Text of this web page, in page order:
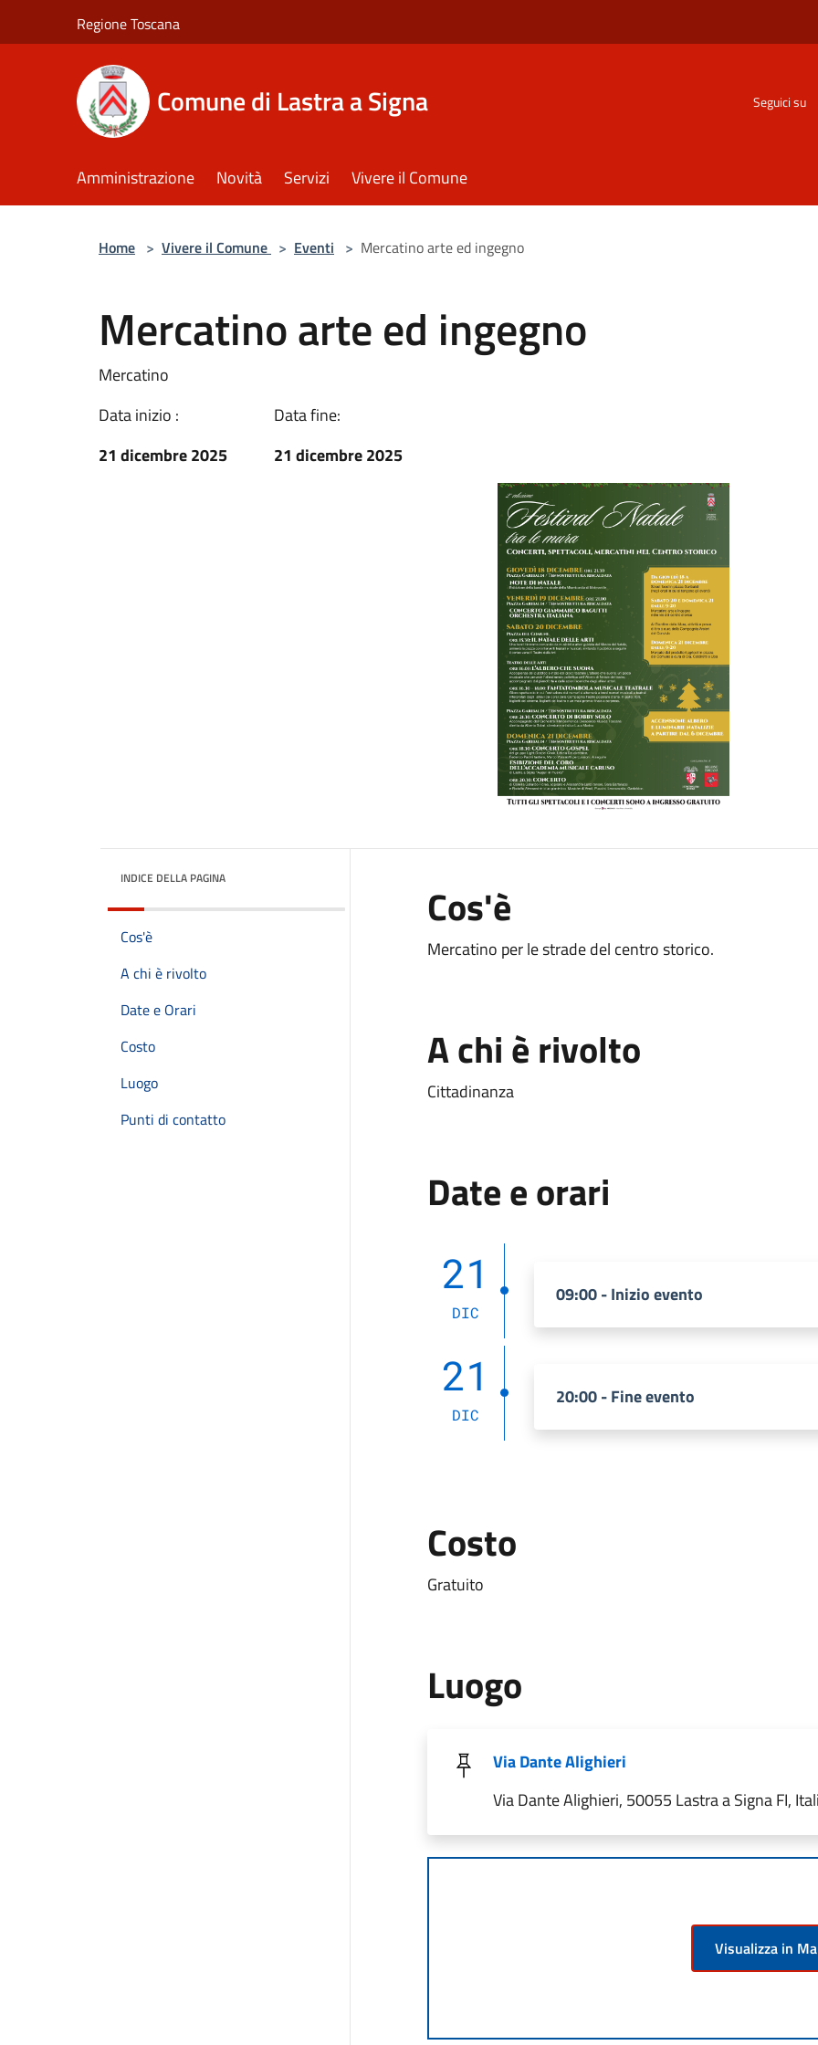
Regione Toscana
Comune di Lastra a Signa Seguici su
Amministrazione Novità Servizi Vivere il Comune
Home > Vivere il Comune > Eventi > Mercatino arte ed ingegno
Mercatino arte ed ingegno
Mercatino
Data inizio :
21 dicembre 2025
Data fine:
21 dicembre 2025
INDICE DELLA PAGINA
Cos'è
A chi è rivolto
Date e Orari
Costo
Luogo
Punti di contatto
Cos'è
Mercatino per le strade del centro storico.
A chi è rivolto
Cittadinanza
Date e orari
21
DIC
09:00 - Inizio evento
21
DIC
20:00 - Fine evento
Costo
Gratuito
Luogo
Via Dante Alighieri
Via Dante Alighieri, 50055 Lastra a Signa FI,
Visualizza in